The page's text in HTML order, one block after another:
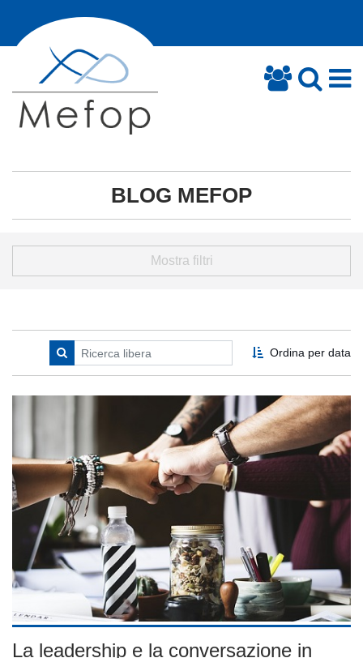
BLOG MEFOP
Mostra filtri
Ordina per data
La leadership e la conversazione in